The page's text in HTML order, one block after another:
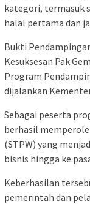
kategori, termasuk
halal pertama dan
Bukti
Kesuksesan Pak
Program
dijalankan
Sebagai peserta
berhasil
(STPW) yang
bisnis hingga ke
Keberhasilan
pemerintah dan